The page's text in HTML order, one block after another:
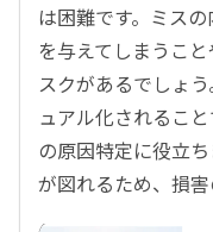
は困難です。ミス
を与えてしまうこ
スクがあるでしょ
ュアル化されるこ
の原因特定に役立
が図れるため、損害